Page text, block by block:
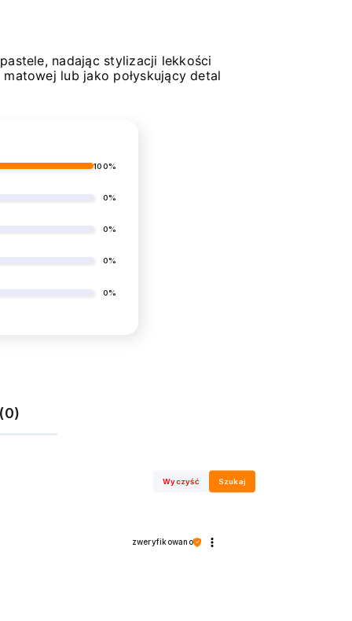
nadając stylizacji lekkości
lub jako połyskujący detal
100%
0%
0%
0%
0%
Wyczyść Szukaj
zweryfikowano